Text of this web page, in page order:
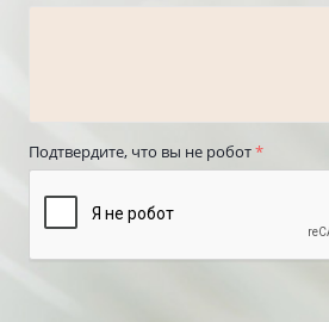
Подтвердите, что вы не робот*